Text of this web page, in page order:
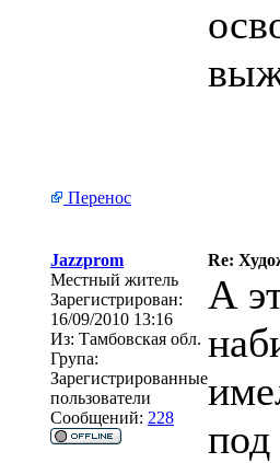
Перенос
Jazzprom
Re:
Местный житель
Зарегистрирован:
16/09/2010 13:16
Из: Тамбовская обл.
Група:
Зарегистрированные
пользователи
Сообщений: 228
А
под